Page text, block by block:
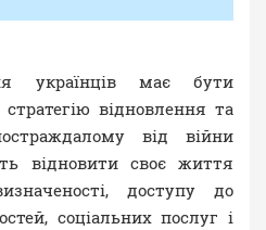
українців має бути
відновлення та
від війни
відновити своє життя
доступу до
соціальних послуг і